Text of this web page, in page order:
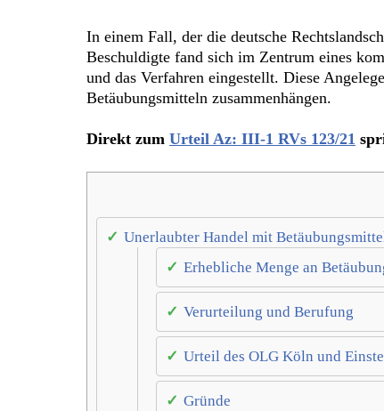
In einem Fall, der die deutsche
Beschuldigte fand sich im Zentrum eines
und das Verfahren eingestellt. Diese
Betäubungsmitteln zusammenhängen.
Direkt zum Urteil Az: III-1 RVs 123/21
Unerlaubter Handel mit
Erhebliche Menge an
Verurteilung und Berufung
Urteil des OLG Köln und
Gründe